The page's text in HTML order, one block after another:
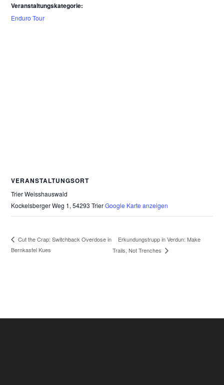
Veranstaltungskategorie:
Enduro Tour
VERANSTALTUNGSORT
Trier Weisshauswald
Kockelsberger Weg 1, 54293 Trier Google Karte anzeigen
Cut the Crap: Switchback Overdose in
Bernkastel Kues
Erkundungstrupp in Verdun: Make
Trails, Not Trenches